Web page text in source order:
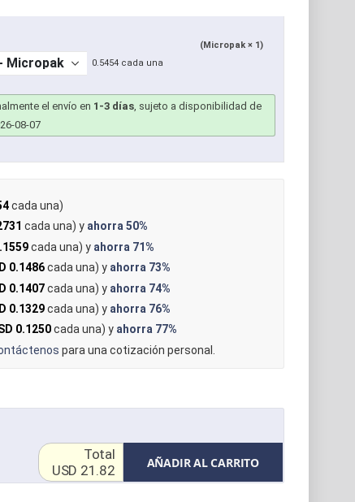
(Micropak × 1)
0.5454 cada una
el envío en 1-3 días, sujeto a disponibilidad de
08-07
cada una)
cada una) y ahorra50%
cada una) y ahorra 71%
0.1486cada una) y ahorra 73%
0.1407cada una) y ahorra 74%
0.1329cada una) y ahorra 76%
0.1250cada una) y ahorra 77%
para una cotización personal.
AÑADIR AL CARRITO
Total
USD 21.82